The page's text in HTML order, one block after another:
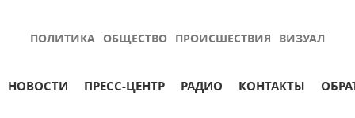
ПОЛИТИКА ОБЩЕСТВО ПРОИСШЕСТВИЯ ВИЗУАЛ
НОВОСТИ ПРЕСС-ЦЕНТР РАДИО КОНТАКТЫ